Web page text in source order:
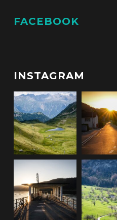
FACEBOOK
INSTAGRAM